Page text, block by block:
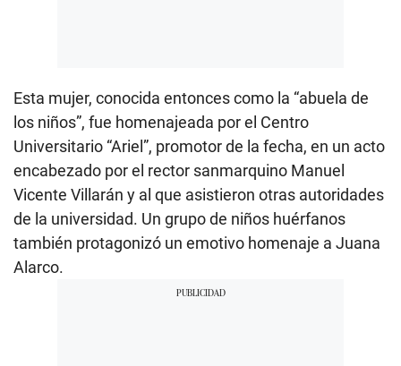
Esta mujer, conocida entonces como la “abuela de
los niños”, fue homenajeada por el Centro
Universitario “Ariel”, promotor de la fecha, en un acto
encabezado por el rector sanmarquino Manuel
Vicente Villarán y al que asistieron otras autoridades
de la universidad. Un grupo de niños huérfanos
también protagonizó un emotivo homenaje a Juana
Alarco.